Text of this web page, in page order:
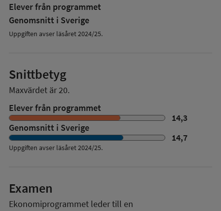
Elever från programmet
Genomsnitt i Sverige
Uppgiften avser läsåret 2024/25.
Snittbetyg
Maxvärdet är 20.
Elever från programmet
14,3
Genomsnitt i Sverige
14,7
Uppgiften avser läsåret2024/25.
Examen
Ekonomiprogrammet leder till en